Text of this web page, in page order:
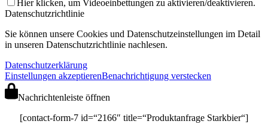
Hier klicken, um Videoeinbettungen zu aktivieren/deaktivieren.
Datenschutzrichtlinie
Sie können unsere Cookies und Datenschutzeinstellungen im Detail
in unseren Datenschutzrichtlinie nachlesen.
Datenschutzerklärung
Einstellungen akzeptierenBenachrichtigung verstecken
Nachrichtenleiste öffnen
[contact-form-7 id=“2166″ title=“Produktanfrage Starkbier“]